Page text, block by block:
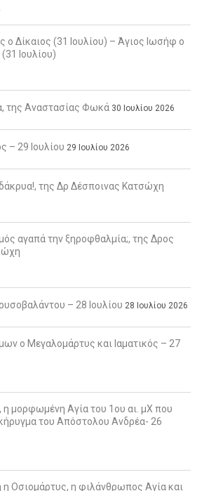
ο Δίκαιος (31 Ιουλίου) – Άγιος Ιωσήφ ο
Ιουλίου)
της Αναστασίας Φωκά 30 Ιουλίου 2026
– 29 Ιουλίου 29 Ιουλίου 2026
της Δρ Δέσποινας Κατσώχη
αγαπά την ξηροφθαλμία;, της Δρος
– 28 Ιουλίου 28 Ιουλίου 2026
ο Μεγαλομάρτυς και Ιαματικός – 27
η μορφωμένη Αγία του 1ου αι. μΧ που
του Απόστολου Ανδρέα- 26
Οσιομάρτυς, η φιλάνθρωπος Αγία και